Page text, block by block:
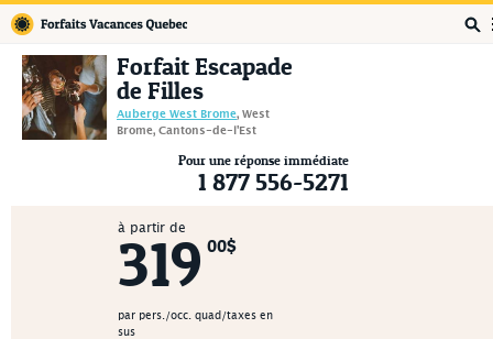
Forfait Escapade
de Filles
Auberge West Brome, West
Brome, Cantons-de-l'Est
Pour une réponse immédiate
1 877 556-5271
à partir de
319 00$
par pers./occ. quad/taxes en
sus